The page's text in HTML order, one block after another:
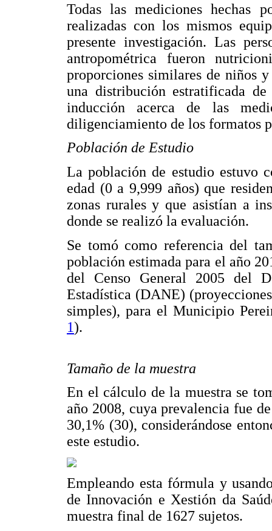
Todas las mediciones hechas
realizadas con los mismos
presente investigación. Las
antropométrica fueron
proporciones similares de niños
una distribución estratificada
inducción acerca de las
diligenciamiento de los formatos
Población de Estudio
La población de estudio estuvo
edad (0 a 9,999 años) que
zonas rurales y que asistían a
donde se realizó la evaluación.
Se tomó como referencia del
población estimada para el año
del Censo General 2005 del
Estadística (DANE)
simples), para el Municipio
1).
Tamaño de la muestra
En el cálculo de la muestra se
año 2008, cuya prevalencia fue
30,1% (30), considerándose
este estudio.
Empleando esta fórmula y
de Innovación e Xestión da
muestra final de 1627 sujetos.